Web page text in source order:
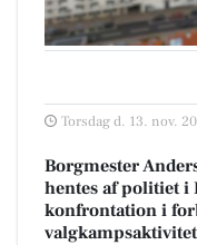
Torsdag d. 13. nov.
Borgmester
hentes af politiet i
konfrontation i